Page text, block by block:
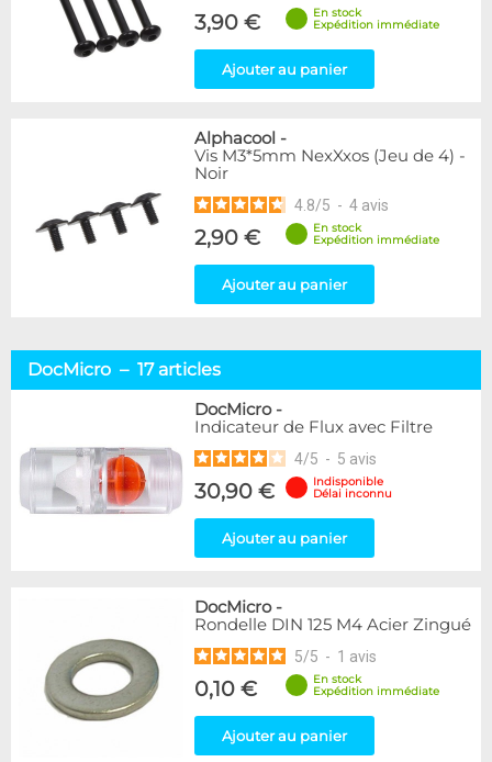
3,90 €
En stock
Expédition immédiate
Ajouter au panier
Alphacool -
Vis M3*5mm NexXxos (Jeu de 4) -
Noir
4.8/5 - 4 avis
2,90 €
En stock
Expédition immédiate
Ajouter au panier
DocMicro – 17 articles
DocMicro-
Indicateur de Flux avec Filtre
4/5 - 5 avis
30,90 €
Indisponible
Délai inconnu
Ajouter au panier
DocMicro-
Rondelle DIN 125 M4 Acier Zingué
5/5 - 1 avis
0,10 €
En stock
Expédition immédiate
Ajouter au panier